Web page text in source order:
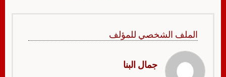
الملف الشخصي للمؤلف
جمال البنا